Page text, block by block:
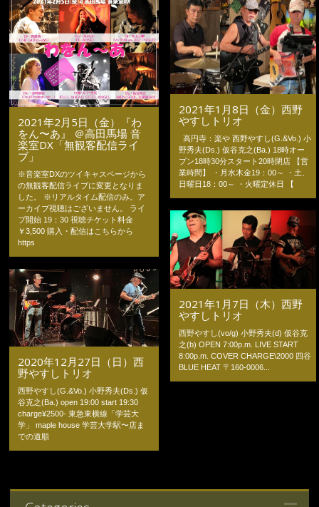
2021年2月5日（金）『わ
をん〜あ』 ＠高田馬場 音
楽室DX「無観客配信ライ
ブ」
※音楽室DXのツイキャスページから
の無観客配信ライブに変更となりま
した。 ※リアルタイム配信のみ。ア
ーカイブ視聴はございません。 ライ
ブ開始 19：30 視聴チケット料金
￥3,500 購入・配信はこちらから
https
2021年1月8日（金）西野
やすしトリオ
高円寺：楽や 西野やすし(G.&Vo.) 小
野秀夫(Ds.) 仮谷克之(Ba.) 18時オー
プン18時30分スタート20時閉店 【営
業時間】 ・月水木金19：00～ ・土、
日曜日18：00～ ・火曜定休日 【
2021年1月7日（木）西野
やすしトリオ
西野やすし(vo/g) 小野秀夫(d) 仮谷克
之(b) OPEN 7:00p.m. LIVE START
8:00p.m. COVER CHARGE\2000 四谷
BLUE HEAT 〒160-0006...
2020年12月27日（日）西
野やすしトリオ
西野やすし(G.&Vo.) 小野秀夫(Ds.) 仮
谷克之(Ba.) open 19:00 start 19:30
charge¥2500- 東急東横線「学芸大
学」 maple house 学芸大学駅〜店ま
での道順